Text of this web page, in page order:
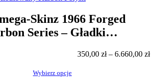
Skinz 1966 Forged
Series – Gładki
350,00 zł– 6.660,00 zł
Wybierz opcje